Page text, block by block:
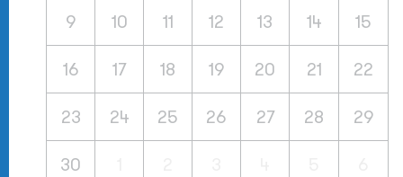
9 10 11 12 13 14 15
16 17 18 19 20 21 22
23 24 25 26 27 28 29
30